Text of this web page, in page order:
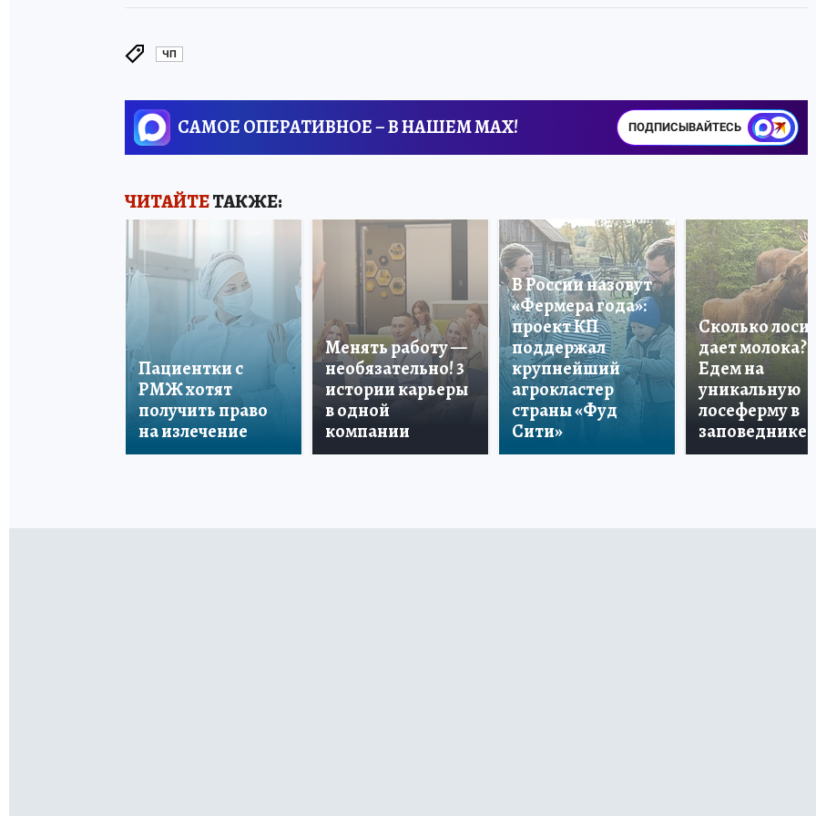
ЧП
САМОЕ ОПЕРАТИВНОЕ – В НАШЕМ MAX! ПОДПИСЫВАЙТЕСЬ
ЧИТАЙТЕТАКЖЕ:
Пациентки с
РМЖ хотят
получить право
на излечение
Менять работу —
необязательно! 3
истории карьеры
в одной
компании
В России назовут
«Фермера года»:
проект КП
поддержал
крупнейший
агрокластер
страны «Фуд
Сити»
Сколько лосиха
дает молока?
Едем на
уникальную
лосеферму в
заповеднике!